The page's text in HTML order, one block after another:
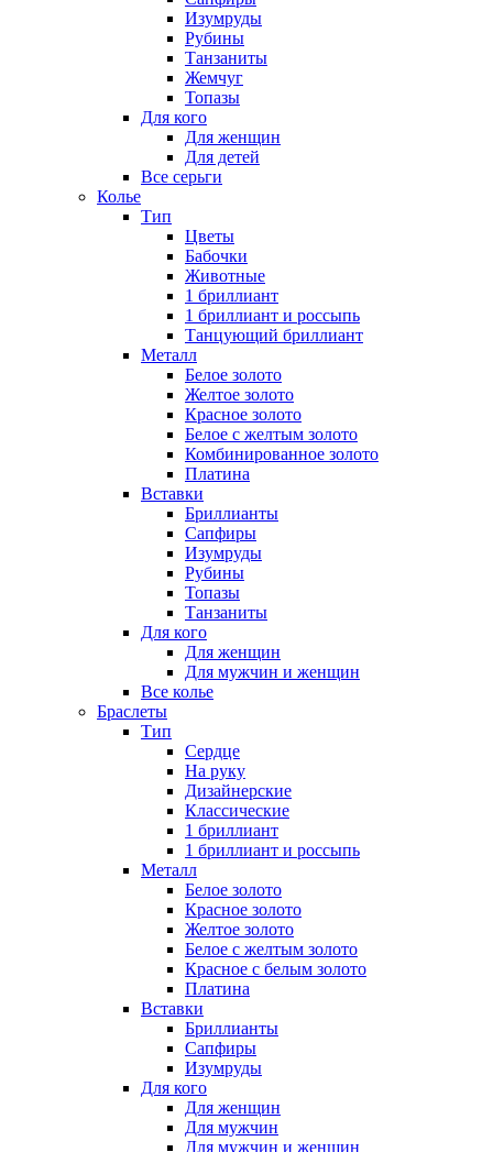
Изумруды
Рубины
Танзаниты
Жемчуг
Топазы
Для кого
Для женщин
Для детей
Все серьги
Колье
Тип
Цветы
Бабочки
Животные
1 бриллиант
1 бриллиант и россыпь
Танцующий бриллиант
Металл
Белое золото
Желтое золото
Красное золото
Белое с желтым золото
Комбинированное золото
Платина
Вставки
Бриллианты
Сапфиры
Изумруды
Рубины
Топазы
Танзаниты
Для кого
Для женщин
Для мужчин и женщин
Все колье
Браслеты
Тип
Сердце
На руку
Дизайнерские
Классические
1 бриллиант
1 бриллиант и россыпь
Металл
Белое золото
Красное золото
Желтое золото
Белое с желтым золото
Красное с белым золото
Платина
Вставки
Бриллианты
Сапфиры
Изумруды
Для кого
Для женщин
Для мужчин
Для мужчин и женщин